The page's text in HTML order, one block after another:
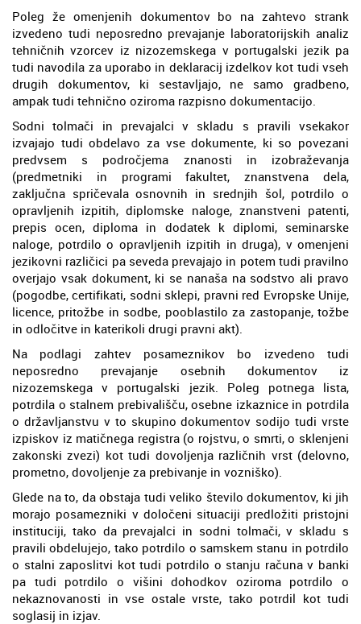
Poleg že omenjenih dokumentov bo na zahtevo strank
izvedeno tudi neposredno prevajanje laboratorijskih analiz
tehničnih vzorcev iz nizozemskega v portugalski jezik pa
tudi navodila za uporabo in deklaracij izdelkov kot tudi vseh
drugih dokumentov, ki sestavljajo, ne samo gradbeno,
ampak tudi tehnično oziroma razpisno dokumentacijo.
Sodni tolmači in prevajalci v skladu s pravili vsekakor
izvajajo tudi obdelavo za vse dokumente, ki so povezani
predvsem s področjema znanosti in izobraževanja
(predmetniki in programi fakultet, znanstvena dela,
zaključna spričevala osnovnih in srednjih šol, potrdilo o
opravljenih izpitih, diplomske naloge, znanstveni patenti,
prepis ocen, diploma in dodatek k diplomi, seminarske
naloge, potrdilo o opravljenih izpitih in druga), v omenjeni
jezikovni različici pa seveda prevajajo in potem tudi pravilno
overjajo vsak dokument, ki se nanaša na sodstvo ali pravo
(pogodbe, certifikati, sodni sklepi, pravni red Evropske Unije,
licence, pritožbe in sodbe, pooblastilo za zastopanje, tožbe
in odločitve in katerikoli drugi pravni akt).
Na podlagi zahtev posameznikov bo izvedeno tudi
neposredno prevajanje osebnih dokumentov iz
nizozemskega v portugalski jezik. Poleg potnega lista,
potrdila o stalnem prebivališču, osebne izkaznice in potrdila
o državljanstvu v to skupino dokumentov sodijo tudi vrste
izpiskov iz matičnega registra (o rojstvu, o smrti, o sklenjeni
zakonski zvezi) kot tudi dovoljenja različnih vrst (delovno,
prometno, dovoljenje za prebivanje in vozniško).
Glede na to, da obstaja tudi veliko število dokumentov, ki jih
morajo posamezniki v določeni situaciji predložiti pristojni
instituciji, tako da prevajalci in sodni tolmači, v skladu s
pravili obdelujejo, tako potrdilo o samskem stanu in potrdilo
o stalni zaposlitvi kot tudi potrdilo o stanju računa v banki
pa tudi potrdilo o višini dohodkov oziroma potrdilo o
nekaznovanosti in vse ostale vrste, tako potrdil kot tudi
soglasij in izjav.